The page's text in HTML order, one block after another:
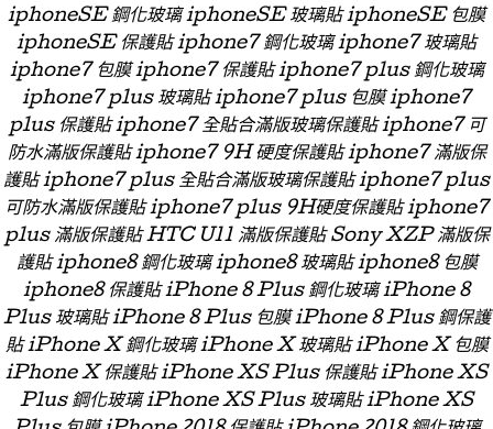
iphoneSE 鋼化玻璃 iphoneSE 玻璃貼 iphoneSE 包膜
iphoneSE 保護貼 iphone7 鋼化玻璃 iphone7 玻璃貼
iphone7 包膜 iphone7 保護貼 iphone7 plus 鋼化玻璃
iphone7 plus 玻璃貼 iphone7 plus 包膜 iphone7
plus 保護貼 iphone7 全貼合滿版玻璃保護貼 iphone7 可
防水滿版保護貼 iphone7 9H 硬度保護貼 iphone7 滿版保
護貼 iphone7 plus 全貼合滿版玻璃保護貼 iphone7 plus
可防水滿版保護貼 iphone7 plus 9H硬度保護貼 iphone7
plus 滿版保護貼 HTC U11 滿版保護貼 Sony XZP 滿版保
護貼 iphone8 鋼化玻璃 iphone8 玻璃貼 iphone8 包膜
iphone8 保護貼 iPhone 8 Plus 鋼化玻璃 iPhone 8
Plus 玻璃貼 iPhone 8 Plus 包膜 iPhone 8 Plus 鋼保護
貼 iPhone X 鋼化玻璃 iPhone X 玻璃貼 iPhone X 包膜
iPhone X 保護貼 iPhone XS Plus 保護貼 iPhone XS
Plus 鋼化玻璃 iPhone XS Plus 玻璃貼 iPhone XS